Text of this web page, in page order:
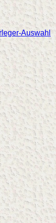
Auswahl